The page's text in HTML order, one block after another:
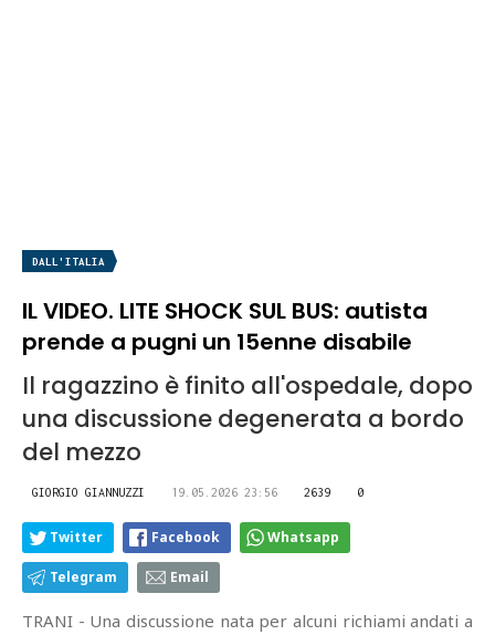
DALL'ITALIA
IL VIDEO. LITE SHOCK SUL BUS: autista
prende a pugni un 15enne disabile
Il ragazzino è finito all'ospedale, dopo
una discussione degenerata a bordo
del mezzo
GIORGIO GIANNUZZI 19.05.2026 23:56 2639 0
Twitter Facebook Whatsapp
Telegram Email
TRANI - Una discussione nata per alcuni richiami andati a